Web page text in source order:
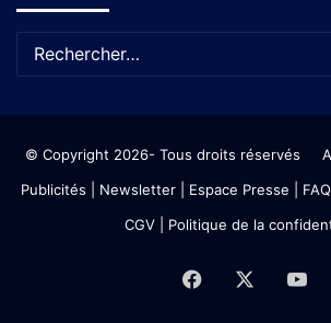
© Copyright 2026- Tous droits réservés
Publicités
Newsletter| Espace Presse | FAQ
CGV| Politique de la